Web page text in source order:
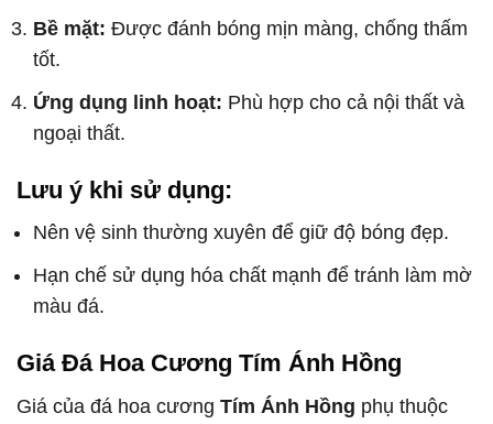
Bề mặt: Được đánh bóng mịn màng, chống thấm
tốt.
Ứng dụng linh hoạt: Phù hợp cho cả nội thất và
ngoại thất.
Lưu ý khi sử dụng:
Nên vệ sinh thường xuyên để giữ độ bóng đẹp.
Hạn chế sử dụng hóa chất mạnh để tránh làm mờ
màu đá.
Giá Đá Hoa Cương Tím Ánh Hồng
Giá của đá hoa cương Tím Ánh Hồng phụ thuộc